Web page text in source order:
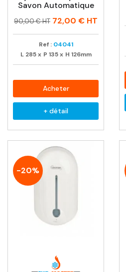
Savon Automatique
Prix
Prix
90,00 € HT 72,00 € HT
Ref : 04041
L 285 x P 135 x H 126mm
Acheter
+ détail
-20%